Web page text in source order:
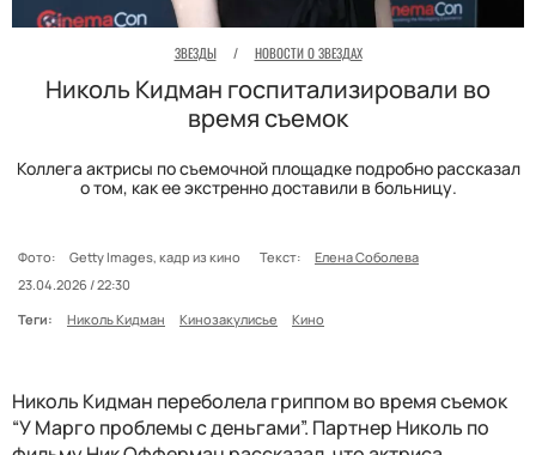
ЗВЕЗДЫ / НОВОСТИ О ЗВЕЗДАХ
Николь Кидман госпитализировали во
время съемок
Коллега актрисы по съемочной площадке подробно рассказал
о том, как ее экстренно доставили в больницу.
Фото: Getty Images, кадр из кино Текст:
Елена Соболева
23.04.2026 / 22:30
Теги:
Николь Кидман Кинозакулисье Кино
Николь Кидман переболела гриппом во время съемок
“У Марго проблемы с деньгами”. Партнер Николь по